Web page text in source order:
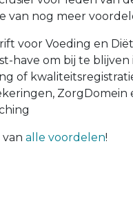
van nog meer
voor Voeding en
have om bij te blijven
of
ZorgDomein
alle voordelen!